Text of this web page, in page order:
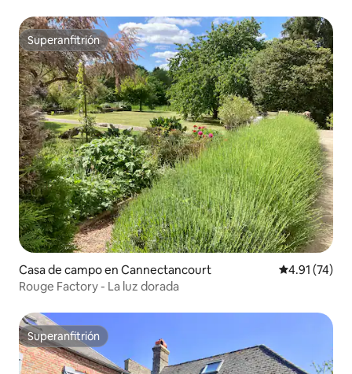
Superanfitrión
Superanfitrión
Casa de campo en Cannectancourt Calificación
4.91 (74)
Rouge Factory - La luz dorada
Superanfitrión
Superanfitrión